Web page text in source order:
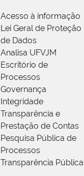
Acesso à informação
Lei Geral de Proteção
de Dados
Analisa UFVJM
Escritório de
Processos
Governança
Integridade
Transparência e
Prestação de Contas
Pesquisa Pública de
Processos
Transparência Pública